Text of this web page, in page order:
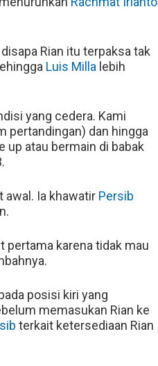
Rian itu terpaksa tak
Luis Milla lebih
yang cedera. Kami
pertandingan) dan hingga
up atau bermain di babak
awal. Ia khawatir Persib
pertama karena tidak mau
posisi kiri yang
memasukan Rian ke
terkait ketersediaan Rian